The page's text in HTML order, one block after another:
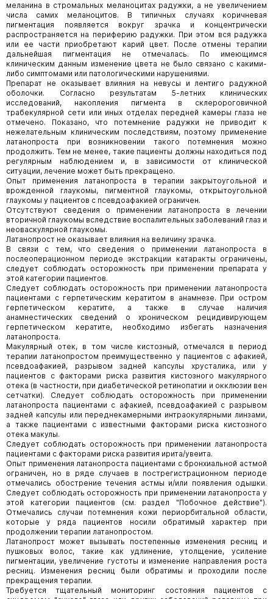
меланина в стромальных меланоцитах радужки, а не увеличением
числа самих меланоцитов. В типичных случаях коричневая
пигментация появляется вокруг зрачка и концентрически
распространяется на периферию радужки. При этом вся радужка
или ее части приобретают карий цвет. После отмены терапии
дальнейшая пигментация не отмечалась. По имеющимся
клиническим данным изменение цвета не было связано с какими-
либо симптомами или патологическими нарушениями.
Препарат не оказывает влияния на невусы и лентиго радужной
оболочки. Согласно результатам 5-летних клинических
исследований, накопления пигмента в склеророговичной
трабекулярной сети или иных отделах передней камеры глаза не
отмечено. Показано, что потемнение радужки не приводит к
нежелательным клиническим последствиям, поэтому применение
латанопроста при возникновении такого потемнения можно
продолжить. Тем не менее, такие пациенты должны находиться под
регулярным наблюдением и, в зависимости от клинической
ситуации, лечение может быть прекращено.
Опыт применения латанопроста в терапии закрытоугольной и
врожденной глаукомы, пигментной глаукомы, открытоугольной
глаукомы у пациентов с псевдоафакией ограничен.
Отсутствуют сведения о применении латанопроста в лечении
вторичной глаукомы вследствие воспалительных заболеваний глаз и
неоваскулярной глаукомы.
Латанопрост не оказывает влияния на величину зрачка.
В связи с тем, что сведения о применении латанопроста в
послеоперационном периоде экстракции катаракты ограничены,
следует соблюдать осторожность при применении препарата у
этой категории пациентов.
Следует соблюдать осторожность при применении латанопроста
пациентами с герпетическим кератитом в анамнезе. При остром
герпетическом кератите, а также в случае наличия
анамнестических сведений о хроническом рецидивирующем
герпетическом кератите, необходимо избегать назначения
латанопроста.
Макулярный отек, в том числе кистозный, отмечался в период
терапии латанопростом преимущественно у пациентов с афакией,
псевдоафакией, разрывом задней капсулы хрусталика, или у
пациентов с факторами риска развития кистозного макулярного
отека (в частности, при диабетической ретинопатии и окклюзии вен
сетчатки). Следует соблюдать осторожность при применении
латанопроста пациентами с афакией, псевдоафакией с разрывом
задней капсулы или переднекамерными интраокулярными линзами,
а также пациентами с известными факторами риска кистозного
отека макулы.
Следует соблюдать осторожность при применении латанопроста
пациентами с факторами риска развития ирита/увеита.
Опыт применения латанопроста пациентами с бронхиальной астмой
ограничен, но в ряде случаев в пострегистрационном периоде
отмечались обострение течения астмы и/или появления одышки.
Следует соблюдать осторожность при применении латанопроста у
этой категории пациентов (см. раздел "Побочное действие").
Отмечались случаи потемнения кожи периорбитальной области,
которые у ряда пациентов носили обратимый характер при
продолжении терапии латанопростом.
Латанопрост может вызывать постепенные изменения ресниц и
пушковых волос, такие как удлинение, утолщение, усиление
пигментации, увеличение густоты и изменение направления роста
ресниц. Изменения ресниц были обратимы и проходили после
прекращения терапии.
Требуется тщательный мониторинг состояния пациентов с